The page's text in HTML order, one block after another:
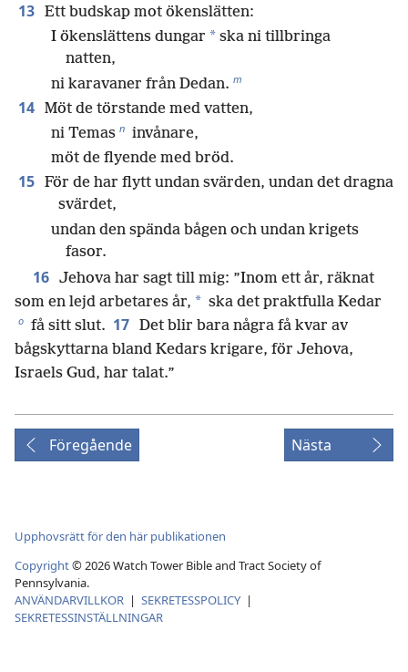
13 Ett budskap mot ökenslätten:
I ökenslättens dungar * ska ni tillbringa
natten,
ni karavaner från Dedan. m
14 Möt de törstande med vatten,
ni Temas n invånare,
möt de flyende med bröd.
15 För de har flytt undan svärden, undan det dragna
svärdet,
undan den spända bågen och undan krigets
fasor.
16 Jehova har sagt till mig: ”Inom ett år, räknat
som en lejd arbetares år, * ska det praktfulla Kedar
o få sitt slut. 17 Det blir bara några få kvar av
bågskyttarna bland Kedars krigare, för Jehova,
Israels Gud, har talat.”
Föregående Nästa
Upphovsrätt för den här publikationen
Copyright©2026Watch Tower Bible and Tract Society of
Pennsylvania.
ANVÄNDARVILLKOR | SEKRETESSPOLICY |
SEKRETESSINSTÄLLNINGAR